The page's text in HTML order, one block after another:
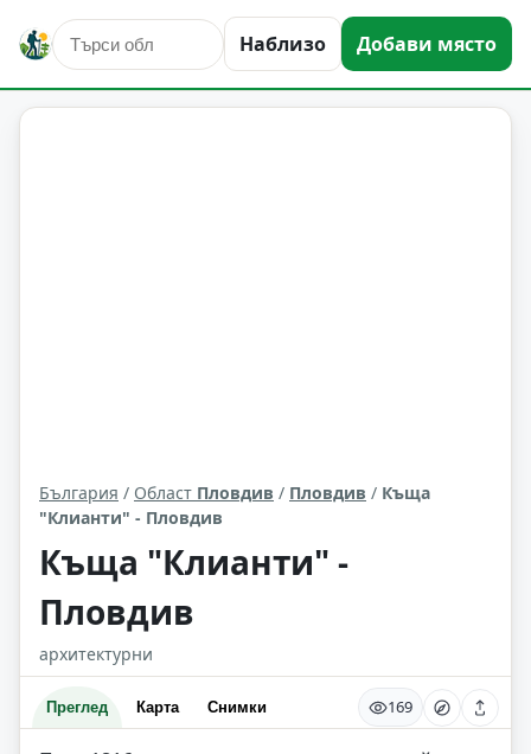
Наблизо Добави място
култура и изкуство Пловдив Област: Пловдив
България / Област Пловдив / Пловдив / Къща
"Клианти" - Пловдив
Къща "Клианти" -
Пловдив
архитектурни
Преглед Карта Снимки 169